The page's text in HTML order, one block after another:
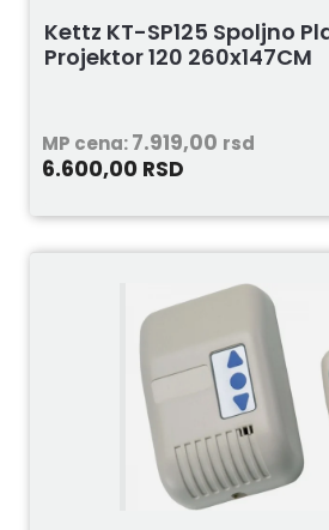
Kettz KT-SP125 Spoljno
Projektor 120 260x147CM
MP cena:7.919,00 rsd
6.600,00 RSD